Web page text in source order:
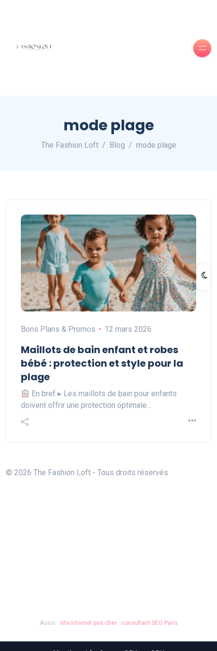
mode plage
The Fashion Loft Blog mode plage
Bons Plans & Promos 12 mars 2026
Maillots de bain enfant et robes
bébé : protection et style pour la
plage
En bref ▸ Les maillots de bain pour enfants
doivent offrir une protection optimale…
© 2026 The Fashion Loft - Tous droits réservés
Aussi : site internet pas cher· consultant SEO Paris